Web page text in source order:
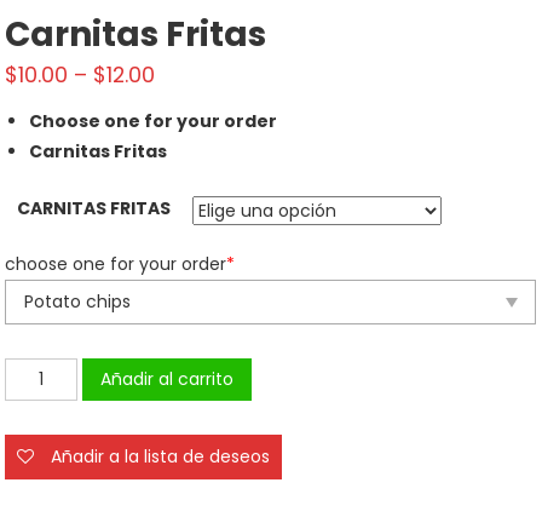
Carnitas Fritas
$10.00 – $12.00
Choose one for your order
Carnitas Fritas
CARNITAS FRITAS
choose one for your order*
Carnitas
Fritas
cantidad
Añadir al carrito
Añadir a la lista de deseos